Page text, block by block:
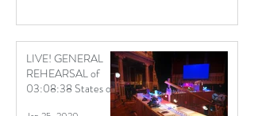
LIVE! GENERAL
REHEARSAL of
03:08:38 States of